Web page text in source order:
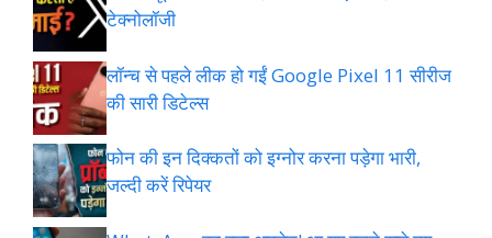
टेक्नोलॉजी
लॉन्च से पहले लीक हो गईं Google Pixel 11 सीरीज
की सारी डिटेल्स
फोन की इन दिक्कतों को इग्नोर करना पड़ेगा भारी,
जल्दी करें रिपेयर